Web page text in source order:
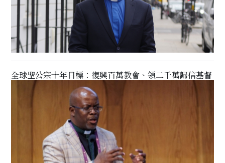
全球聖公宗十年目標：復興百萬教會、領二千萬歸信基督